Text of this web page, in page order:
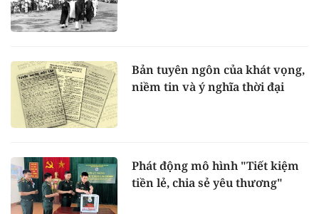
Bản tuyên ngôn của khát vọng,
niềm tin và ý nghĩa thời đại
Phát động mô hình "Tiết kiệm
tiền lẻ, chia sẻ yêu thương"